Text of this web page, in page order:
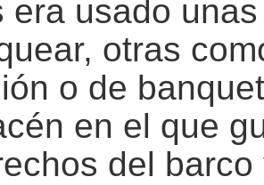
era usado
otras
o de
en el que
del